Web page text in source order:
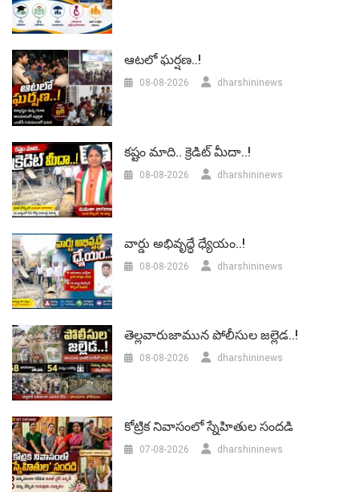
ఆటలో ఘర్షణ..!
08-08-2026 dharshininews
కష్టం మాది.. క్రెడిట్ మీదా..!
08-08-2026 dharshininews
వార్డు అభివృద్ధే ధ్యేయం..!
08-08-2026 dharshininews
తెల్లవారుజామున పోలీసుల జల్లెడ..!
08-08-2026 dharshininews
కోట్రిక నివాసంలో స్నేహితుల సందడి
07-08-2026 dharshininews